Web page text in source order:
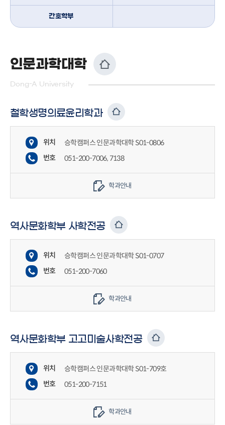
간호학부
인문과학대학
Dong-A University
철학생명의료윤리학과
위치
승학캠퍼스 인문과학대학 S01-0806
번호
051-200-7006, 7138
학과안내
역사문화학부 사학전공
위치
승학캠퍼스 인문과학대학 S01-0707
번호
051-200-7060
학과안내
역사문화학부 고고미술사학전공
위치
승학캠퍼스 인문과학대학 S01-709호
번호
051-200-7151
학과안내